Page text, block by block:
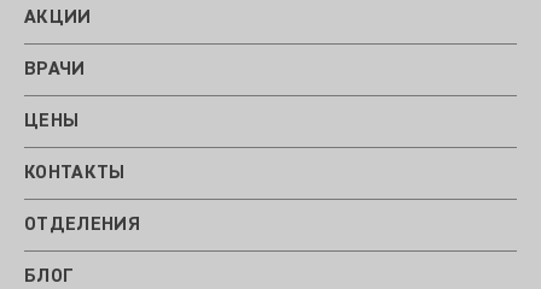
АКЦИИ
ВРАЧИ
ЦЕНЫ
КОНТАКТЫ
ОТДЕЛЕНИЯ
БЛОГ